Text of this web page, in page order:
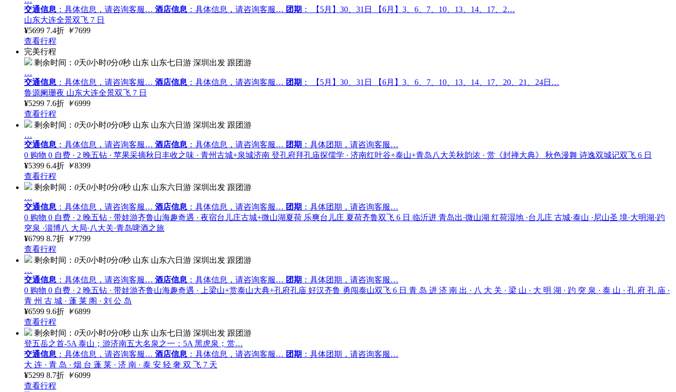
交通信息 ：具体信息，请咨询客服… 酒店信息 ：具体信息，请咨询客服… 团期 ： 【5月】30、31日 【6月】3、6、7、10、13、14、17、2…
山东大连全景双飞 7 日
¥5699 7.4折 ￥7699
查看行程
完美行程
剩余时间： 0天0小时0分0秒 山东 山东七日游 深圳出发 跟团游
…
交通信息 ：具体信息，请咨询客服… 酒店信息 ：具体信息，请咨询客服… 团期 ： 【5月】30、31日 【6月】3、6、7、10、13、14、17、20、21、24日…
鲁源阑珊夜 山东大连全景双飞 7 日
¥5299 7.6折 ￥6999
查看行程
剩余时间： 0天0小时0分0秒 山东 山东六日游 深圳出发 跟团游
…
交通信息 ：具体信息，请咨询客服… 酒店信息 ：具体信息，请咨询客服… 团期 ：具体团期，请咨询客服…
0 购物 0 自费 · 2 晚五钻 · 苹果采摘秋日丰收之味 · 青州古城+泉城济南 登孔府拜孔庙探儒学 · 济南红叶谷+泰山+青岛八大关秋韵浓 · 赏《封禅大典》 秋色漫舞 诗逸双城记双飞 6 日
¥5399 6.4折 ￥8399
查看行程
剩余时间： 0天0小时0分0秒 山东 山东六日游 深圳出发 跟团游
…
交通信息 ：具体信息，请咨询客服… 酒店信息 ：具体信息，请咨询客服… 团期 ：具体团期，请咨询客服…
0 购物 0 自费 · 2 晚五钻 · 带娃游齐鲁山海趣奇遇 · 夜宿台儿庄古城+微山湖夏荷 乐爽台儿庄 夏荷齐鲁双飞 6 日 临沂进 青岛出·微山湖 红荷湿地 ·台儿庄 古城·泰山 ·尼山圣 境·大明湖·趵
突泉 ·淄博八 大局·八大关·青岛啤酒之旅
¥6799 8.7折 ￥7799
查看行程
剩余时间： 0天0小时0分0秒 山东 山东六日游 深圳出发 跟团游
…
交通信息 ：具体信息，请咨询客服… 酒店信息 ：具体信息，请咨询客服… 团期 ：具体团期，请咨询客服…
0 购物 0 自费 · 2 晚五钻 · 带娃游齐鲁山海趣奇遇 · 上梁山+赏泰山大典+孔府孔庙 好汉齐鲁 勇闯泰山双飞 6 日 青 岛 进 济 南 出 · 八 大 关 · 梁 山 · 大 明 湖 · 趵 突 泉 · 泰 山 · 孔 府 孔 庙 ·
青 州 古 城 · 蓬 莱 阁 · 刘 公 岛
¥6599 9.6折 ￥6899
查看行程
剩余时间： 0天0小时0分0秒 山东 山东七日游 深圳出发 跟团游
登五岳之首-5A 泰山；游济南五大名泉之一：5A 黑虎泉；赏…
交通信息 ：具体信息，请咨询客服… 酒店信息 ：具体信息，请咨询客服… 团期 ：具体团期，请咨询客服…
大 连 · 青 岛 · 烟 台 蓬 莱 · 济 南 · 泰 安 轻 奢 双 飞 7 天
¥5299 8.7折 ￥6099
查看行程